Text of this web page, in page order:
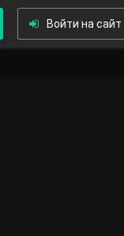
Войти на сайт